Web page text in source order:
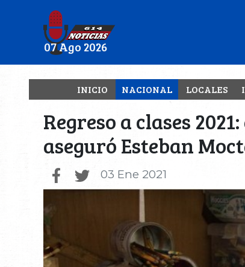
07 Ago 2026
INICIO NACIONAL LOCALES
Regreso a clases
aseguró Esteban
03 Ene 2021